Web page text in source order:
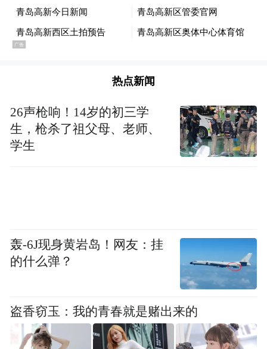
热点新闻
26声枪响！14岁的初三学
生，枪杀了祖父母、老师、
学生
轰-6J现身黄岩岛！网友：挂
的什么弹？
盗香窃玉：我的青春就是赌出来的